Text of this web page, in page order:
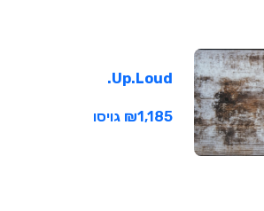
Up.Loud.
₪1,185 גויסו